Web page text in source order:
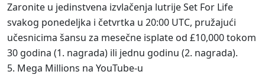
Zaronite u jedinstvena izvlačenja lutrije Set For Life
svakog ponedeljka i četvrtka u 20:00 UTC, pružajući
učesnicima šansu za mesečne isplate od £10,000 tokom
30 godina (1. nagrada) ili jednu godinu (2. nagrada).
Mega Millions na YouTube-u